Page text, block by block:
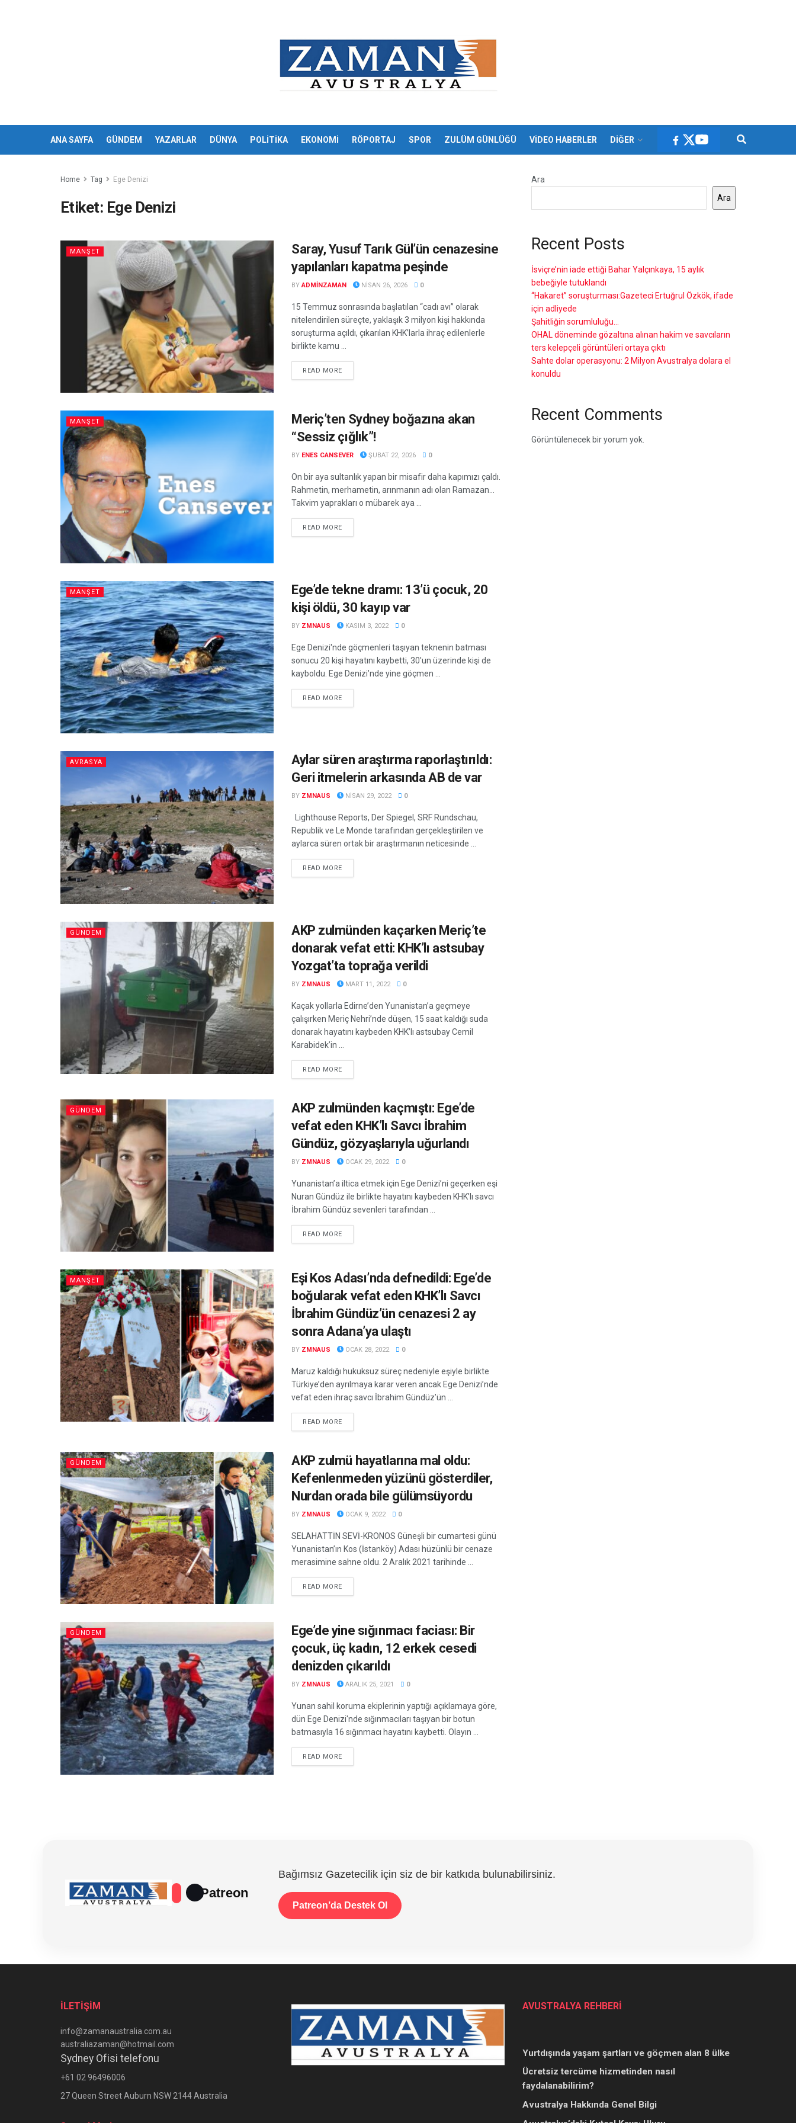
ANA SAYFA GÜNDEM YAZARLAR DÜNYA POLİTİKA EKONOMİ RÖPORTAJ SPOR ZULÜM GÜNLÜĞÜ VİDEO HABERLER DİĞER
Home Tag Ege Denizi
Etiket: Ege Denizi
MANŞET
Saray, Yusuf Tarık Gül’ün cenazesine
yapılanları kapatma peşinde
BY ADMINZAMAN NISAN 26, 2026 0
15 Temmuz sonrasında başlatılan “cadı avı” olarak
nitelendirilen süreçte, yaklaşık 3 milyon kişi hakkında
soruşturma açıldı, çıkarılan KHK’larla ihraç edilenlerle
birlikte kamu ...
READ MOREDETAILS
MANŞET
Meriç’ten Sydney boğazına akan
“Sessiz çığlık”!
BY ENES CANSEVER ŞUBAT 22, 2026 0
On bir aya sultanlık yapan bir misafir daha kapımızı çaldı.
Rahmetin, merhametin, arınmanın adı olan Ramazan…
Takvim yaprakları o mübarek aya ...
READ MOREDETAILS
MANŞET
Ege’de tekne dramı: 13’ü çocuk, 20
kişi öldü, 30 kayıp var
BY ZMNAUS KASIM 3, 2022 0
Ege Denizi'nde göçmenleri taşıyan teknenin batması
sonucu 20 kişi hayatını kaybetti, 30'un üzerinde kişi de
kayboldu. Ege Denizi’nde yine göçmen ...
READ MOREDETAILS
AVRASYA
Aylar süren araştırma raporlaştırıldı:
Geri itmelerin arkasında AB de var
BY ZMNAUS NISAN 29, 2022 0
Lighthouse Reports, Der Spiegel, SRF Rundschau,
Republik ve Le Monde tarafından gerçekleştirilen ve
aylarca süren ortak bir araştırmanın neticesinde ...
READ MOREDETAILS
GÜNDEM
AKP zulmünden kaçarken Meriç’te
donarak vefat etti: KHK’lı astsubay
Yozgat’ta toprağa verildi
BY ZMNAUS MART 11, 2022 0
Kaçak yollarla Edirne’den Yunanistan’a geçmeye
çalışırken Meriç Nehri’nde düşen, 15 saat kaldığı suda
donarak hayatını kaybeden KHK’lı astsubay Cemil
Karabidek’in ...
READ MOREDETAILS
GÜNDEM
AKP zulmünden kaçmıştı: Ege’de
vefat eden KHK’lı Savcı İbrahim
Gündüz, gözyaşlarıyla uğurlandı
BY ZMNAUS OCAK 29, 2022 0
Yunanistan’a iltica etmek için Ege Denizi’ni geçerken eşi
Nuran Gündüz ile birlikte hayatını kaybeden KHK’lı savcı
İbrahim Gündüz sevenleri tarafından ...
READ MOREDETAILS
MANŞET
Eşi Kos Adası’nda defnedildi: Ege’de
boğularak vefat eden KHK’lı Savcı
İbrahim Gündüz’ün cenazesi 2 ay
sonra Adana’ya ulaştı
BY ZMNAUS OCAK 28, 2022 0
Maruz kaldığı hukuksuz süreç nedeniyle eşiyle birlikte
Türkiye’den ayrılmaya karar veren ancak Ege Denizi’nde
vefat eden ihraç savcı İbrahim Gündüz’ün ...
READ MOREDETAILS
GÜNDEM
AKP zulmü hayatlarına mal oldu:
Kefenlenmeden yüzünü gösterdiler,
Nurdan orada bile gülümsüyordu
BY ZMNAUS OCAK 9, 2022 0
SELAHATTİN SEVİ-KRONOS Güneşli bir cumartesi günü
Yunanistan’ın Kos (İstanköy) Adası hüzünlü bir cenaze
merasimine sahne oldu. 2 Aralık 2021 tarihinde ...
READ MOREDETAILS
GÜNDEM
Ege’de yine sığınmacı faciası: Bir
çocuk, üç kadın, 12 erkek cesedi
denizden çıkarıldı
BY ZMNAUS ARALIK 25, 2021 0
Yunan sahil koruma ekiplerinin yaptığı açıklamaya göre,
dün Ege Denizi'nde sığınmacıları taşıyan bir botun
batmasıyla 16 sığınmacı hayatını kaybetti. Olayın ...
READ MOREDETAILS
Ara
Ara
Recent Posts
İsviçre’nin iade ettiği Bahar Yalçınkaya, 15 aylık
bebeğiyle tutuklandı
“Hakaret” soruşturması:Gazeteci Ertuğrul Özkök, ifade
için adliyede
Şahitliğin sorumluluğu…
OHAL döneminde gözaltına alınan hakim ve savcıların
ters kelepçeli görüntüleri ortaya çıktı
Sahte dolar operasyonu: 2 Milyon Avustralya dolara el
konuldu
Recent Comments
Görüntülenecek bir yorum yok.
Patreon
Bağımsız Gazetecilik için siz de bir katkıda bulunabilirsiniz.
Patreon’da Destek Ol
İLETİŞİM
info@zamanaustralia.com.au
australiazaman@hotmail.com
Sydney Ofisi telefonu
+61 02 96496006
27 Queen Street Auburn NSW 2144 Australia
AVUSTRALYA REHBERİ
Yurtdışında yaşam şartları ve göçmen alan 8 ülke
Ücretsiz tercüme hizmetinden nasıl
faydalanabilirim?
Avustralya Hakkında Genel Bilgi